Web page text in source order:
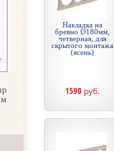
Накладка на
бревно Ø180мм,
четверная, для
скрытого монтажа
(ясень)
1590 руб.